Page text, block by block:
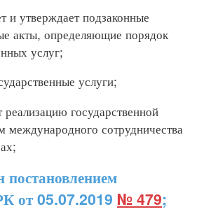
утверждает подзаконные
акты, определяющие порядок
услуг;
услуги;
государственной
международного сотрудничества
от 05.07.2019 № 479;